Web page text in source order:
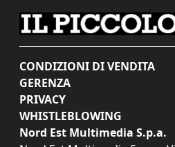
CONDIZIONI DI VENDITA
GERENZA
PRIVACY
WHISTLEBLOWING
Nord Est Multimedia S.p.a.